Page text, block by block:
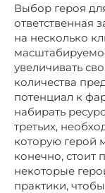
Выбор героя
ответственная
на несколько
увеличивать
количества
потенциал к
набирать
третьих,
которую герой
конечно, стоит
некоторые
практики,